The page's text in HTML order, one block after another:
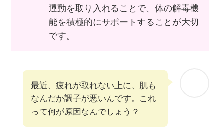
運動を取り入れることで、体の解毒機
能を積極的にサポートすることが大切
です。
最近、疲れが取れない上に、肌も
なんだか調子が悪いんです。これ
って何が原因なんでしょう？